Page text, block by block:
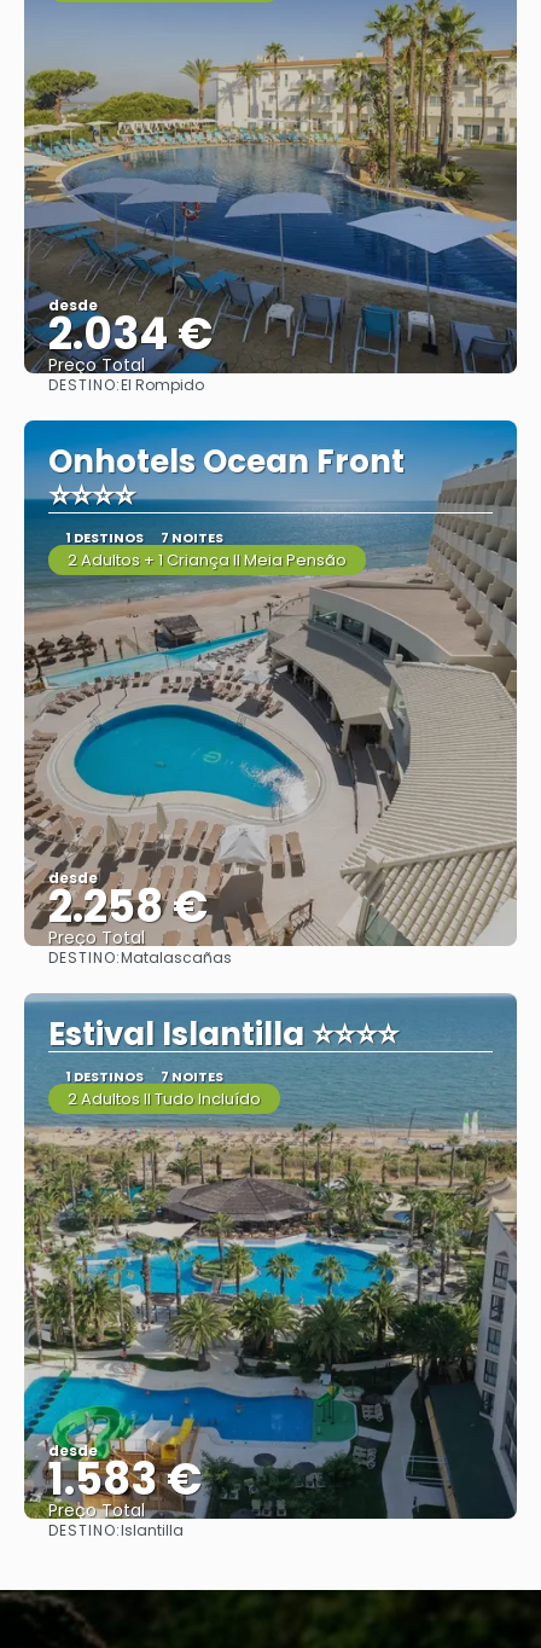
desde
2.034 €
Preço Total
DESTINO:El Rompido
Onhotels Ocean Front
⭐⭐⭐⭐
1 DESTINOS 7 NOITES
2 Adultos + 1 Criança II Meia Pensão
desde
2.258 €
Preço Total
DESTINO:Matalascañas
Estival Islantilla ⭐⭐⭐⭐
1 DESTINOS 7 NOITES
2 Adultos II Tudo Incluído
desde
1.583 €
Preço Total
DESTINO:Islantilla